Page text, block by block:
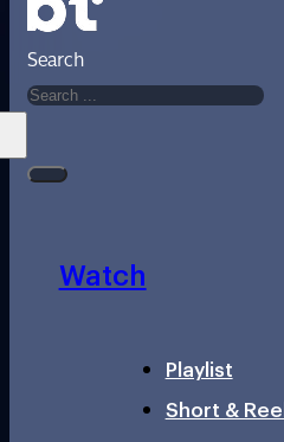
Search
Watch
Playlist
Short &